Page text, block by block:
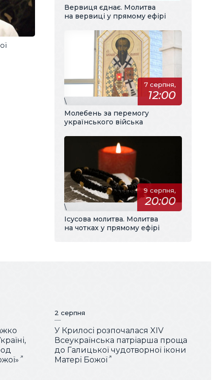
Вервиця єднає. Молитва
на вервиці у прямому ефірі
7 серпня,
12:00
\
Молебень за перемогу
українського війська
9 серпня,
20:00
\
Ісусова молитва. Молитва
на чотках у прямому ефірі
2 серпня
У Крилосі розпочалася XIV
Всеукраїнська патріарша проща
до Галицької чудотворної ікони
Матері Божої